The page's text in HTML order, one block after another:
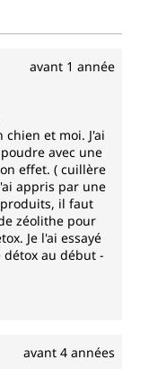
avant 1 année
et moi. J'ai
avec une
effet. ( cuillère
appris par une
il faut
zéolithe pour
Je l'ai essayé
au début -
avant 4 années